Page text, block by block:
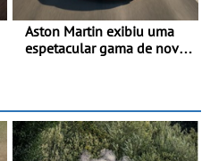
Aston Martin exibiu uma
espetacular gama de novos